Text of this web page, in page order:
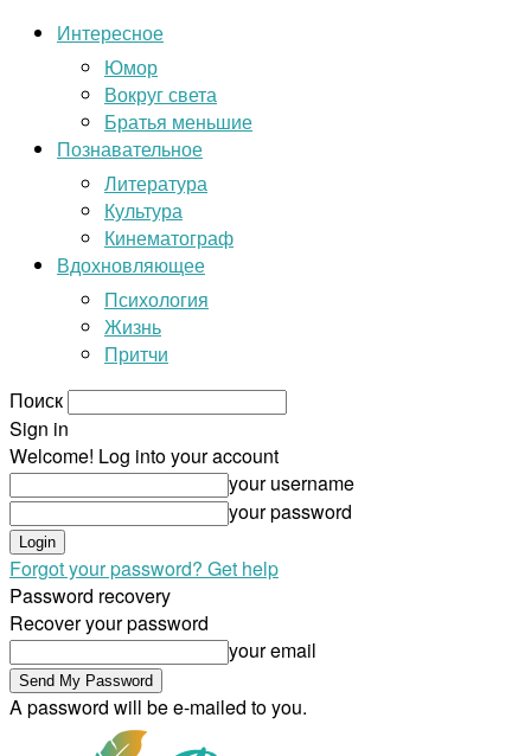
Интересное
Юмор
Вокруг света
Братья меньшие
Познавательное
Литература
Культура
Кинематограф
Вдохновляющее
Психология
Жизнь
Притчи
Поиск
Sign in
Welcome! Log into your account
your username
your password
Forgot your password? Get help
Password recovery
Recover your password
your email
A password will be e-mailed to you.